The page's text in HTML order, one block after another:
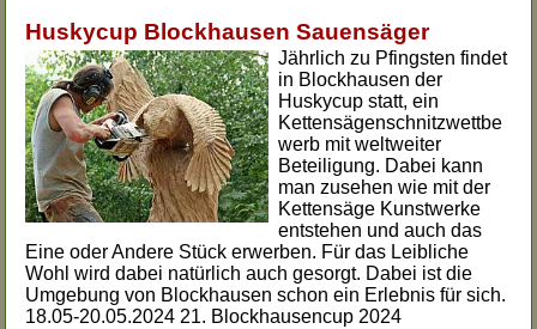
Huskycup Blockhausen Sauensäger
Jährlich zu Pfingsten findet
in Blockhausen der
Huskycup statt, ein
Kettensägenschnitzwettbe
werb mit weltweiter
Beteiligung. Dabei kann
man zusehen wie mit der
Kettensäge Kunstwerke
entstehen und auch das
Eine oder Andere Stück erwerben. Für das Leibliche
Wohl wird dabei natürlich auch gesorgt. Dabei ist die
Umgebung von Blockhausen schon ein Erlebnis für sich.
18.05-20.05.2024 21. Blockhausencup 2024